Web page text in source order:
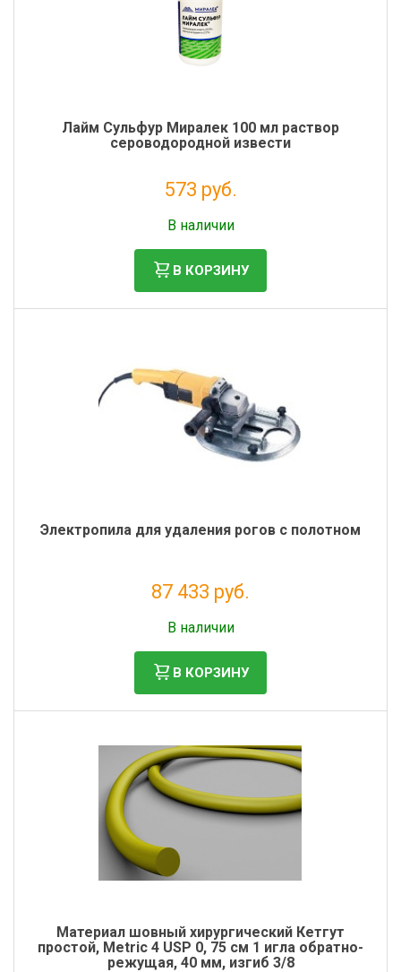
Лайм Сульфур Миралек 100 мл раствор
сероводородной извести
573 руб.
В наличии
В КОРЗИНУ
Электропила для удаления рогов с полотном
87 433 руб.
В наличии
В КОРЗИНУ
Материал шовный хирургический Кетгут
простой, Metric 4 USP 0, 75 см 1 игла обратно-
режущая, 40 мм, изгиб 3/8